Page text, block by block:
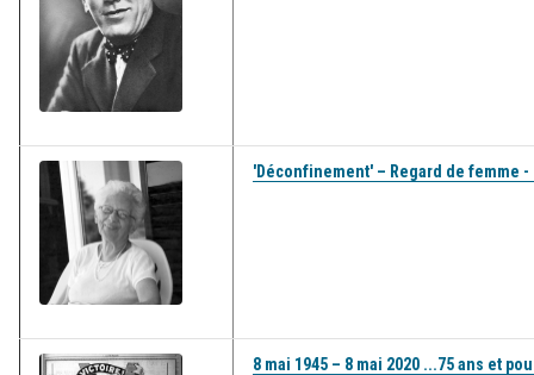
'Déconfinement' – Regard de femme -
8 mai 1945 – 8 mai 2020 ...75 ans et